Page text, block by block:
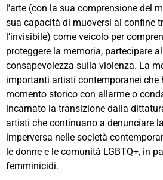
l’arte (con la sua comprensione del
sua capacità di muoversi al confine
l’invisibile) come veicolo per
proteggere la memoria, partecipare
consapevolezza sulla violenza. La
importanti artisti contemporanei che
momento storico con allarme o
incarnato la transizione dalla
artisti che continuano a denunciare
imperversa nelle società
le donne e le comunità LGBTQ+, in
femminicidi.